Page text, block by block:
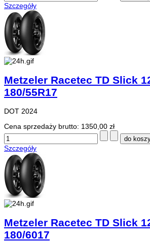
Szczegóły
Metzeler Racetec TD Slick
180/55R17
DOT 2024
Cena sprzedaży brutto: 1350,00 zł
Szczegóły
Metzeler Racetec TD Slick
180/6017